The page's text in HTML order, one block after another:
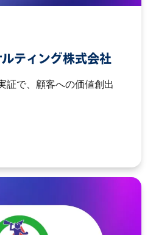
ティング株式会社
証で、顧客への価値創出